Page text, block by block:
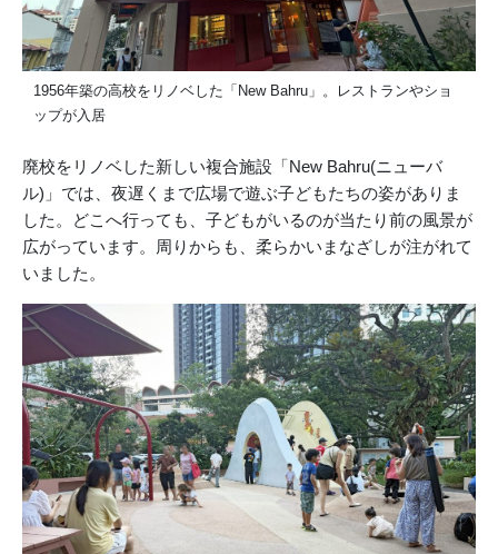
1956年築の高校をリノベした「New Bahru」。レストランやショ
ップが入居
廃校をリノベした新しい複合施設「New Bahru(ニューバ
ル)」では、夜遅くまで広場で遊ぶ子どもたちの姿がありま
した。どこへ行っても、子どもがいるのが当たり前の風景が
広がっています。周りからも、柔らかいまなざしが注がれて
いました。